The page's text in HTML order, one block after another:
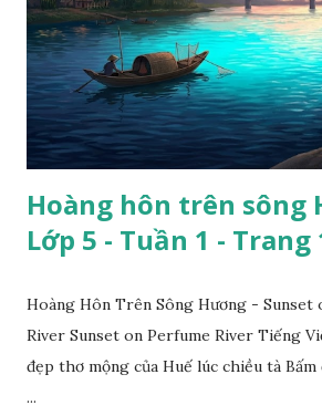
Hoàng hôn trên sông
Lớp 5 - Tuần 1 - Trang
Hoàng Hôn Trên Sông Hương - Sunset
River Sunset on Perfume River Tiếng
đẹp thơ mộng của Huế lúc chiều tà
...